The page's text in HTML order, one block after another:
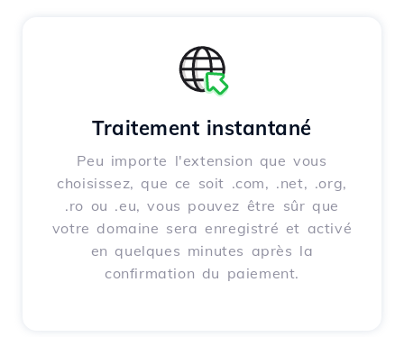
Traitement instantané
Peu importe l'extension que vous
choisissez, que ce soit .com, .net, .org,
.ro ou .eu, vous pouvez être sûr que
votre domaine sera enregistré et activé
en quelques minutes après la
confirmation du paiement.